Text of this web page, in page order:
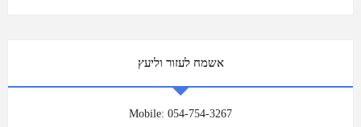
אשמח לעזור וליעץ
Mobile: 054-754-3267